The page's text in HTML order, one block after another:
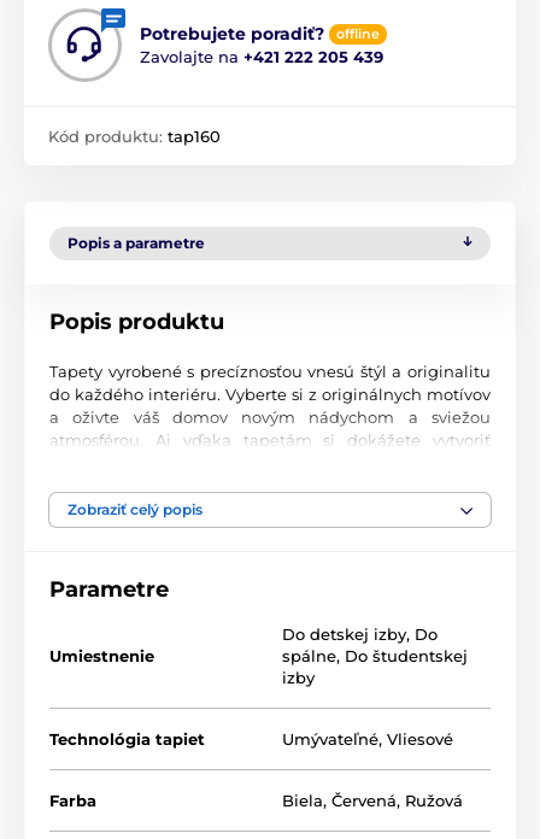
Potrebujete poradiť? offline
Zavolajte na +421 222 205 439
Kód produktu: tap160
Popis a parametre
Popis produktu
Tapety vyrobené s precíznosťou vnesú štýl a originalitu
do každého interiéru. Vyberte si z originálnych motívov
a oživte váš domov novým nádychom a sviežou
atmosférou. Aj vďaka tapetám si dokážete vytvoriť
Najvyššia kvalita tlače
miestnosti. Tlačia sa na kvalitný vlies s jemným
technológii sa vyznačujú výbornou odolnosťou a
farebnou stálosťou.
Dostupné rozmery a typy tapiet (v cm – šírka x
výška)
Tapety sú vyrábané v rôznych veľkostiach, pričom každá
z nich pozostáva z pásov širokých 49 cm.
Zobraziť celý popis
Parametre
Umiestnenie
Do detskej izby, Do
spálne, Do študentskej
izby
Technológia tapiet Umývateľné, Vliesové
Farba Biela, Červená, Ružová